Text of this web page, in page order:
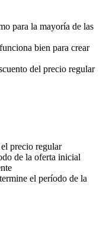
para la mayoría de las
bien para crear
del precio regular
precio regular
de la oferta inicial
el período de la